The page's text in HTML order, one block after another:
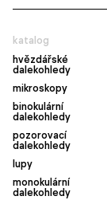
katalog
hvězdářské
dalekohledy
mikroskopy
binokulární
dalekohledy
pozorovací
dalekohledy
lupy
monokulární
dalekohledy